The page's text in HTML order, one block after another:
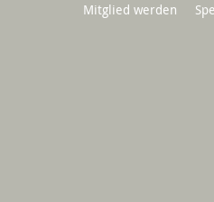
Mitglied werden